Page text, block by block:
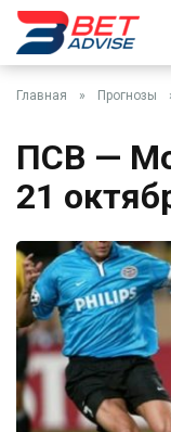
Главная » Прогнозы
ПСВ —
21